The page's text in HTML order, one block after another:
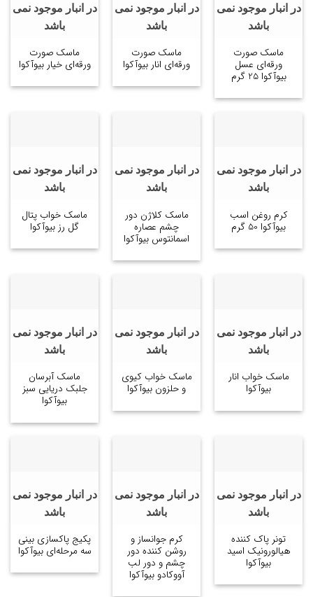
در انبار موجود نمی
باشد
ماسک صورت
ورقه‌ای عسل
بیوآکوا 25 گرم
در انبار موجود نمی
باشد
ماسک صورت
ورقه‌ای انار بیوآکوا
در انبار موجود نمی
باشد
ماسک صورت
ورقه‌ای خیار بیوآکوا
در انبار موجود نمی
باشد
کرم روغن اسب
بیوآکوا 50 گرم
در انبار موجود نمی
باشد
ماسک کلاژن دور
چشم عصاره
اسمانتوس بیوآکوا
در انبار موجود نمی
باشد
ماسک خواب پتال
گل رز بیوآکوا
در انبار موجود نمی
باشد
ماسک خواب انار
بیوآکوا
در انبار موجود نمی
باشد
ماسک خواب کیوی
و حلزون بیوآکوا
در انبار موجود نمی
باشد
ماسک آبرسان
جلبک دریایی سبز
بیوآکوا
در انبار موجود نمی
باشد
تونر پاک کننده
هیالورونیک اسید
بیوآکوا
در انبار موجود نمی
باشد
کرم جوانساز و
روشن کننده دور
چشم و دور لب
آووکادو بیوآکوا
در انبار موجود نمی
باشد
پکیج پاکسازی بینی
سه مرحله‌ای بیوآکوا